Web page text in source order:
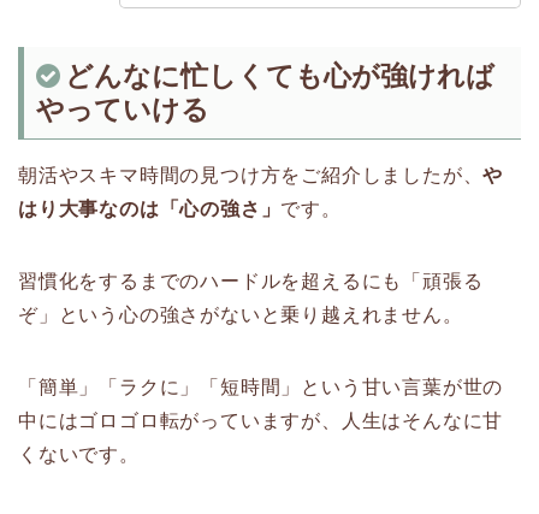
どんなに忙しくても心が強ければ
やっていける
朝活やスキマ時間の見つけ方をご紹介しましたが、や
はり大事なのは「心の強さ」 です。
習慣化をするまでのハードルを超えるにも「頑張る
ぞ」という心の強さがないと乗り越えれません。
「簡単」「ラクに」「短時間」という甘い言葉が世の
中にはゴロゴロ転がっていますが、人生はそんなに甘
くないです。